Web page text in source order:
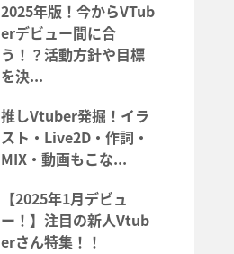
2025年版！今からVTub
erデビュー間に合
う！？活動方針や目標
を決...
推しVtuber発掘！イラ
スト・Live2D・作詞・
MIX・動画もこな...
【2025年1月デビュ
ー！】注目の新人Vtub
erさん特集！！